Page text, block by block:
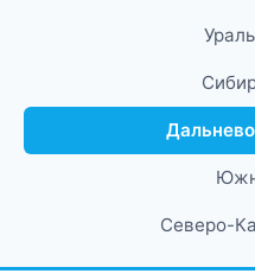
Северо-